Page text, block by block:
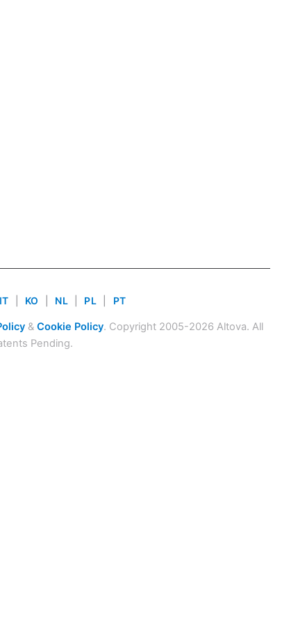
IT KO NL PL PT
& Cookie Policy. Copyright 2005-2026 Altova. All
Pending.